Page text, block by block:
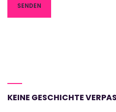
KEINE GESCHICHTE